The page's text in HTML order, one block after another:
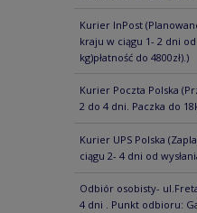
Kurier InPost
kraju w ciągu 1- 2 dni
kg)płatność do 4800zł).)
Kurier Poczta Polska
2 do 4 dni. Paczka do
Kurier UPS Polska
ciągu 2- 4 dni od
Odbiór osobisty-
4 dni . Punkt odbioru: